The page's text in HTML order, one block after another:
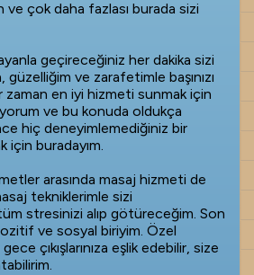
çok daha fazlası burada sizi
geçireceğiniz her dakika sizi
ve zarafetimle başınızı
en iyi hizmeti sunmak için
ve bu konuda oldukça
hiç deneyimlemediğiniz bir
için buradayım.
arasında masaj hizmeti de
tekniklerimle sizi
stresinizi alıp götüreceğim. Son
ve sosyal biriyim. Özel
çıkışlarınıza eşlik edebilir, size